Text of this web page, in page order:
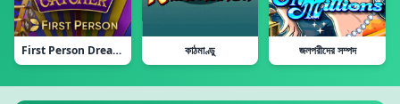
First Person Dream Catcher কাঠমাণ্ডু জলপরীদের সম্পদ